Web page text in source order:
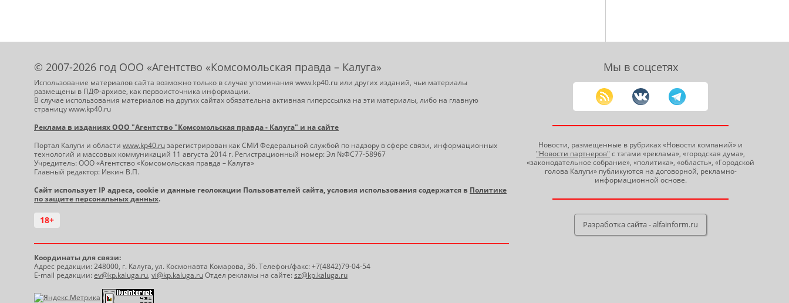
© 2007-2026 год ООО «Агентство «Комсомольская правда – Калуга»
Использование материалов сайта возможно только в случае упоминания www.kp40.ru или других изданий, чьи материалы
размещены в ПДФ-архиве, как первоисточника информации.
В случае использования материалов на других сайтах обязательна активная гиперссылка на эти материалы, либо на главную
страницу www.kp40.ru
Реклама в изданиях ООО "Агентство "Комсомольская правда - Калуга" и на сайте
Портал Калуги и области www.kp40.ruзарегистрирован как СМИ Федеральной службой по надзору в сфере связи, информационных
технологий и массовых коммуникаций 11 августа 2014 г. Регистрационный номер: Эл №ФС77-58967
Учредитель: ООО «Агентство «Комсомольская правда – Калуга»
Главный редактор: Ивкин В.П.
Сайт использует IP адреса, cookie и данные геолокации Пользователей сайта, условия использования содержатся в Политике
по защите персональных данных.
18+
Координаты для связи:
Адрес редакции: 248000, г. Калуга, ул. Космонавта Комарова, 36. Телефон/факс: +7(4842)79-04-54
E-mail редакции:ev@kp.kaluga.ru, vi@kp.kaluga.ruОтдел рекламы на сайте:sz@kp.kaluga.ru
Мы в соцсетях
Новости, размещенные в рубриках «Новости компаний» и
"Новости партнеров" с тэгами «реклама», «городская дума»,
«законодательное собрание», «политика», «область», «Городской
голова Калуги» публикуются на договорной, рекламно-
информационной основе.
Разработка сайта - alfainform.ru